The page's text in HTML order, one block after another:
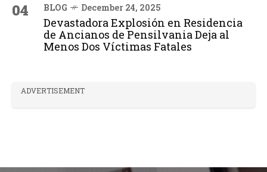
04 BLOG December 24, 2025
Devastadora Explosión en Residencia
de Ancianos de Pensilvania Deja al
Menos Dos Víctimas Fatales
ADVERTISEMENT